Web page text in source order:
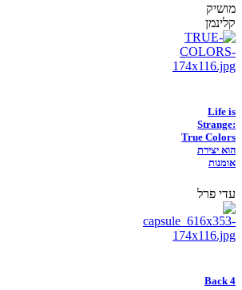
מושיק
קלינמן
Life is
Strange:
True Colors
הוא יצירת
אומנות
עדי פרל
Back 4